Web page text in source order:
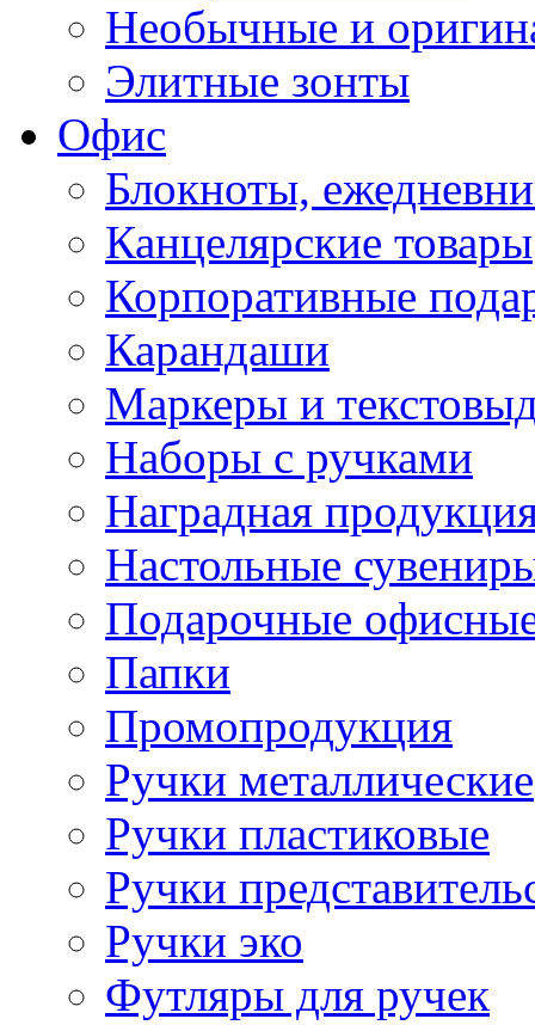
Необычные и
Элитные зонты
Офис
Блокноты,
Канцелярские товары
Корпоративные
Карандаши
Маркеры и
Наборы с ручками
Наградная
Настольные
Подарочные
Папки
Промопродукция
Ручки металлические
Ручки пластиковые
Ручки
Ручки эко
Футляры для ручек